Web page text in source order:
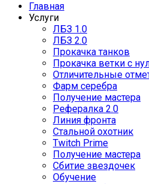
Главная
Услуги
ЛБЗ 1.0
ЛБЗ 2.0
Прокачка танков
Прокачка ветки с
Отличительные
Фарм серебра
Получение мастера
Рефералка 2.0
Линия фронта
Стальной охотник
Twitch Prime
Получение мастера
Сбитие звездочек
Обучение